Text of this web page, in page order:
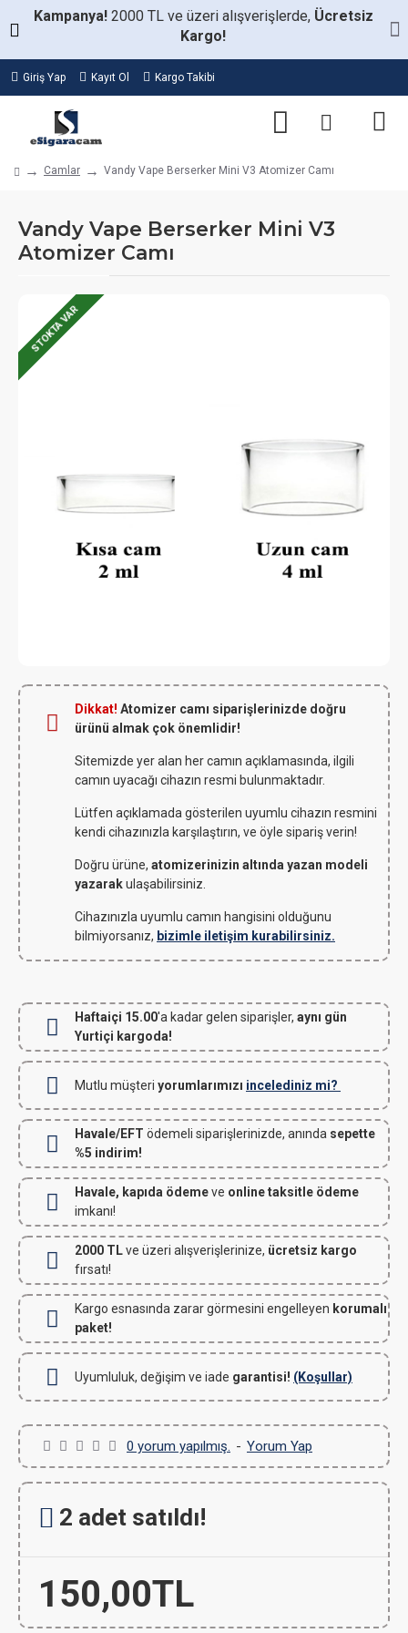
Kampanya! 2000 TL ve üzeri alışverişlerde, Ücretsiz
Kargo!
Giriş Yap Kayıt Ol Kargo Takibi
Camlar Vandy Vape Berserker Mini V3 Atomizer Camı
Vandy Vape Berserker Mini V3
Atomizer Camı
STOKTA VAR
Dikkat! Atomizer camı siparişlerinizde doğru
ürünü almak çok önemlidir!
Sitemizde yer alan her camın açıklamasında, ilgili
camın uyacağı cihazın resmi bulunmaktadır.
Lütfen açıklamada gösterilen uyumlu cihazın resmini
kendi cihazınızla karşılaştırın, ve öyle sipariş verin!
Doğru ürüne, atomizerinizin altında yazan modeli
yazarakulaşabilirsiniz.
Cihazınızla uyumlu camın hangisini olduğunu
bilmiyorsanız, bizimle iletişim kurabilirsiniz.
Haftaiçi 15.00'a kadar gelen siparişler, aynı gün
Yurtiçi kargoda!
Mutlu müşteri yorumlarımızı incelediniz mi?
Havale/EFT ödemeli siparişlerinizde, anında sepette
%5 indirim!
Havale, kapıda ödemeve online taksitle ödeme
imkanı!
2000 TLve üzeri alışverişlerinize, ücretsiz kargo
fırsatı!
Kargo esnasında zarar görmesini engelleyen korumalı
paket!
Uyumluluk, değişim ve iade garantisi! (Koşullar)
0 yorum yapılmış. - Yorum Yap
150,00TL
2 adet satıldı!